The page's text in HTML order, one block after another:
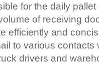
for the daily
of receiving
efficiently and
to various contacts
drivers and